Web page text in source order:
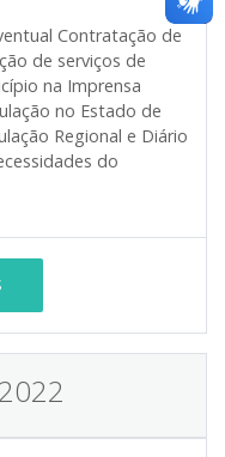
Contratação de
de serviços de
na Imprensa
no Estado de
Regional e Diário
do